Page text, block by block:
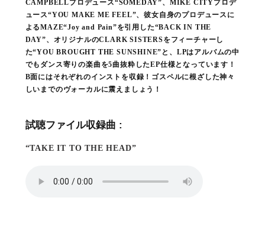
CAMPBELLプロデュース“SOMEDAY”、MIKE CITYプロデ
ュース“YOU MAKE ME FEEL”、彼女自身のプロデュースに
よるMAZE“Joy and Pain”を引用した“BACK IN THE
DAY”、オリジナルのCLARK SISTERSをフィーチャーし
た“YOU BROUGHT THE SUNSHINE”と、LPはアルバムの中
でもダンス寄りの楽曲を5曲抜粋したEP仕様となっています！
B面にはそれぞれのインストを収録！ゴスペルに根ざした神々
しいまでのヴォーカルに震えましょう！
試聴ファイル収録曲 :
“TAKE IT TO THE HEAD”